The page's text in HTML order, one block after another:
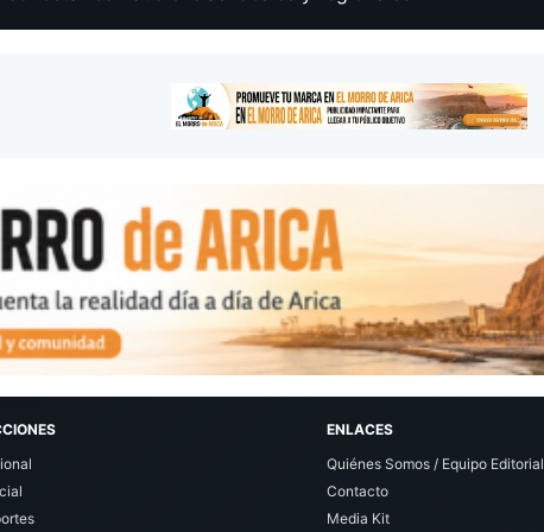
ENLACES
Quiénes Somos / Equipo Editorial
Contacto
Media Kit